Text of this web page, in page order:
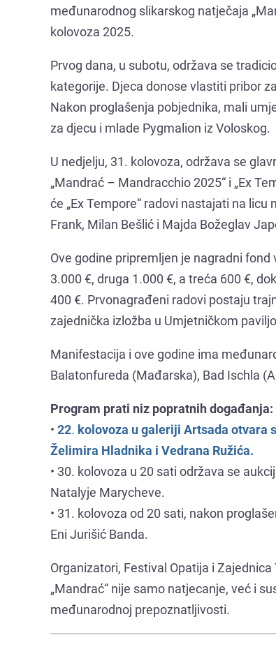
međunarodnog slikarskog natječaja
kolovoza 2025.
Prvog dana, u subotu, održava se
kategorije. Djeca donose vlastiti pribor
Nakon proglašenja pobjednika, mali
za djecu i mlade Pygmalion iz Voloskog.
U nedjelju, 31. kolovoza, održava se
„Mandrać – Mandracchio 2025“ i „Ex
će „Ex Tempore“ radovi nastajati na
Frank, Milan Bešlić i Majda Božeglav
Ove godine pripremljen je nagradni
3.000 €, druga 1.000 €, a treća 600 €,
400 €. Prvonagrađeni radovi postaju
zajednička izložba u Umjetničkom
Manifestacija i ove godine ima
Balatonfureda (Mađarska), Bad Ischla
Program prati niz popratnih događanja:
• 22. kolovoza u galeriji Artsada otvara
Želimira Hladnika i Vedrana Ružića.
• 30. kolovoza u 20 sati održava se
Natalyje Marycheve.
• 31. kolovoza od 20 sati, nakon
Eni Jurišić Banda.
Organizatori, Festival Opatija i
„Mandrać“ nije samo natjecanje, već i
međunarodnoj prepoznatljivosti.